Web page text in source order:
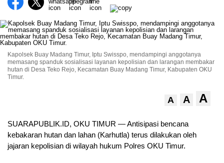
Kapolsek Buay Madang Timur, Iptu Swisspo, mendampingi anggotanya
memasang spanduk sosialisasi layanan kepolisian dan larangan membakar
hutan di Desa Teko Rejo, Kecamatan Buay Madang Timur, Kabupaten OKU
Timur.
A A A
SUARAPUBLIK.ID, OKU TIMUR — Antisipasi bencana
kebakaran hutan dan lahan (Karhutla) terus dilakukan oleh
jajaran kepolisian di wilayah hukum Polres OKU Timur.